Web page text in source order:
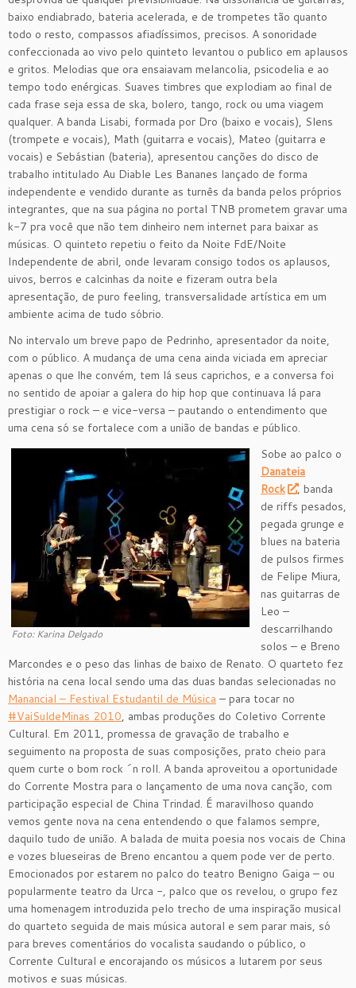
baixo endiabrado, bateria acelerada, e de trompetes tão quanto
todo o resto, compassos afiadíssimos, precisos. A sonoridade
confeccionada ao vivo pelo quinteto levantou o publico em aplausos
e gritos. Melodias que ora ensaiavam melancolia, psicodelia e ao
tempo todo enérgicas. Suaves timbres que explodiam ao final de
cada frase seja essa de ska, bolero, tango, rock ou uma viagem
qualquer. A banda Lisabi, formada por Dro (baixo e vocais), Slens
(trompete e vocais), Math (guitarra e vocais), Mateo (guitarra e
vocais) e Sebástian (bateria), apresentou canções do disco de
trabalho intitulado Au Diable Les Bananes lançado de forma
independente e vendido durante as turnês da banda pelos próprios
integrantes, que na sua página no portal TNB prometem gravar uma
k-7 pra você que não tem dinheiro nem internet para baixar as
músicas. O quinteto repetiu o feito da Noite FdE/Noite
Independente de abril, onde levaram consigo todos os aplausos,
uivos, berros e calcinhas da noite e fizeram outra bela
apresentação, de puro feeling, transversalidade artística em um
ambiente acima de tudo sóbrio.
No intervalo um breve papo de Pedrinho, apresentador da noite,
com o público. A mudança de uma cena ainda viciada em apreciar
apenas o que lhe convém, tem lá seus caprichos, e a conversa foi
no sentido de apoiar a galera do hip hop que continuava lá para
prestigiar o rock – e vice-versa – pautando o entendimento que
uma cena só se fortalece com a união de bandas e público.
Foto: Karina Delgado
Sobe ao palco o
Danateia
Rock
, banda
de riffs pesados,
pegada grunge e
blues na bateria
de pulsos firmes
de Felipe Miura,
nas guitarras de
Leo –
descarrilhando
solos – e Breno
Marcondes e o peso das linhas de baixo de Renato. O quarteto fez
história na cena local sendo uma das duas bandas selecionadas no
Manancial – Festival Estudantil de Música – para tocar no
#VaiSuldeMinas 2010, ambas produções do Coletivo Corrente
Cultural. Em 2011, promessa de gravação de trabalho e
seguimento na proposta de suas composições, prato cheio para
quem curte o bom rock ´n roll. A banda aproveitou a oportunidade
do Corrente Mostra para o lançamento de uma nova canção, com
participação especial de China Trindad. É maravilhoso quando
vemos gente nova na cena entendendo o que falamos sempre,
daquilo tudo de união. A balada de muita poesia nos vocais de China
e vozes blueseiras de Breno encantou a quem pode ver de perto.
Emocionados por estarem no palco do teatro Benigno Gaiga – ou
popularmente teatro da Urca -, palco que os revelou, o grupo fez
uma homenagem introduzida pelo trecho de uma inspiração musical
do quarteto seguida de mais música autoral e sem parar mais, só
para breves comentários do vocalista saudando o público, o
Corrente Cultural e encorajando os músicos a lutarem por seus
motivos e suas músicas.